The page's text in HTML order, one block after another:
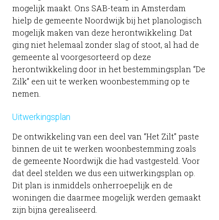
mogelijk maakt. Ons SAB-team in Amsterdam
hielp de gemeente Noordwijk bij het planologisch
mogelijk maken van deze herontwikkeling. Dat
ging niet helemaal zonder slag of stoot, al had de
gemeente al voorgesorteerd op deze
herontwikkeling door in het bestemmingsplan “De
Zilk” een uit te werken woonbestemming op te
nemen.
Uitwerkingsplan
De ontwikkeling van een deel van “Het Zilt” paste
binnen de uit te werken woonbestemming zoals
de gemeente Noordwijk die had vastgesteld. Voor
dat deel stelden we dus een uitwerkingsplan op.
Dit plan is inmiddels onherroepelijk en de
woningen die daarmee mogelijk werden gemaakt
zijn bijna gerealiseerd.